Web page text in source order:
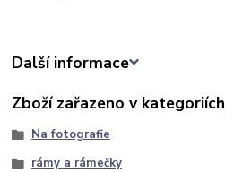
Další informace
Zboží zařazeno v kategoriích
Na fotografie
rámy a rámečky